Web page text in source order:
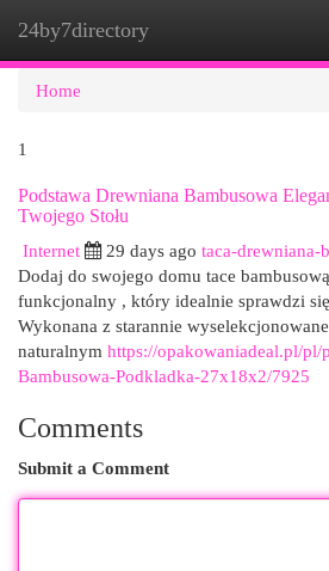
24by7directory
Home
1
Podstawa Drewniana Bambusowa
Twojego Stołu
Internet
29 days ago taca-drewniana-
Dodaj do swojego domu tace
funkcjonalny , który idealnie sprawdzi
Wykonana z starannie
naturalnym https://opakowaniadeal.pl/pl/
Bambusowa-Podkladka-27x18x2/7925
Comments
Submit a Comment